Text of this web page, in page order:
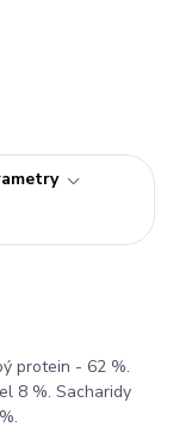
protein - 62 %.
8 %. Sacharidy